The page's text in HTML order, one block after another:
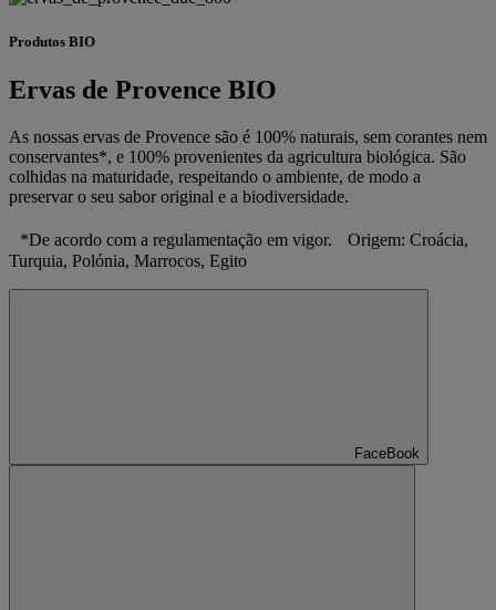
Produtos BIO
Ervas de Provence BIO
As nossas ervas de Provence são é 100% naturais, sem corantes nem
conservantes*, e 100% provenientes da agricultura biológica. São
colhidas na maturidade, respeitando o ambiente, de modo a
preservar o seu sabor original e a biodiversidade.
*De acordo com a regulamentação em vigor. Origem: Croácia,
Turquia, Polónia, Marrocos, Egito
FaceBook